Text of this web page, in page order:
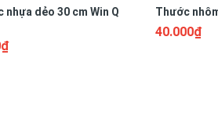
nhựa dẻo 30 cm Win Q
Thước
40.000₫